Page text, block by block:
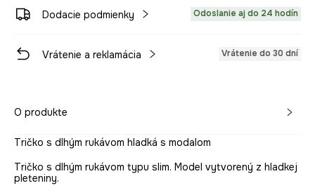
Dodacie podmienky Odoslanie aj do 24 hodín
Vrátenie a reklamácia Vrátenie do 30 dní
O produkte
Tričko s dlhým rukávom hladká s modalom
Tričko s dlhým rukávom typu slim. Model vytvorený z hladkej
pleteniny.